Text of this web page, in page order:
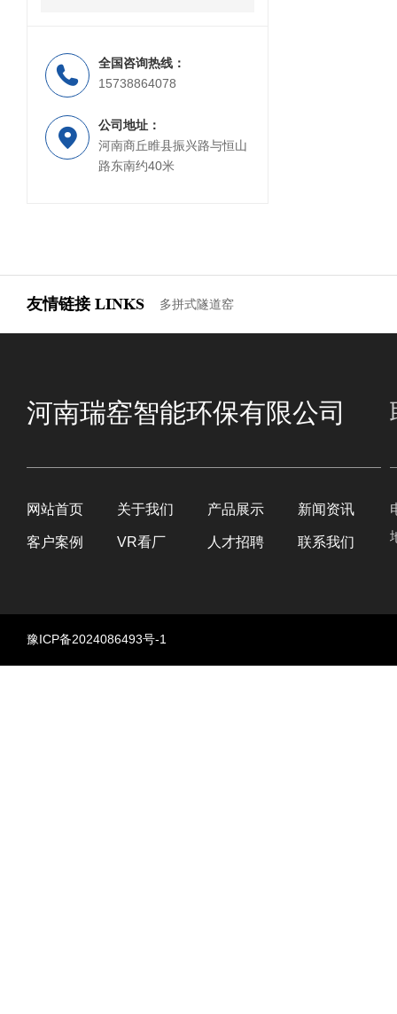
全国咨询热线：
15738864078
公司地址：
河南商丘睢县振兴路与恒山
路东南约40米
友情链接 LINKS 多拼式隧道窑
河南瑞窑智能环保有限公司
网站首页 关于我们 产品展示 新闻资讯
客户案例 VR看厂 人才招聘 联系我们
豫ICP备2024086493号-1